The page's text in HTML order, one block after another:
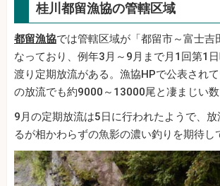
桂川都留漁協の管轄区域
都留漁協では管轄区域が「都留市～富士吉
なっており、例年3月～9月まで月1回第1
渡り定期放流がある。漁協HPで公表され
の放流でも約9000～13000尾と凄まじい数
9月の定期放流は5日に行われたようで、
るが相かわらずの魚影の濃い釣りを期待し